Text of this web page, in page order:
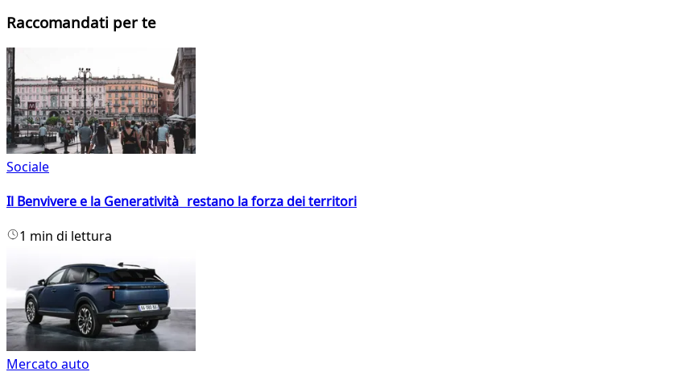
Raccomandati per te
Sociale
Il Benvivere e la Generatività restano la forza dei territori
1 min di lettura
Mercato auto